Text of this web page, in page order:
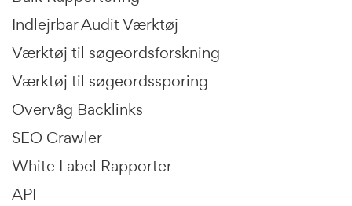
Indlejrbar Audit Værktøj
Værktøj til søgeordsforskning
Værktøj til søgeordssporing
Overvåg Backlinks
SEO Crawler
White Label Rapporter
API